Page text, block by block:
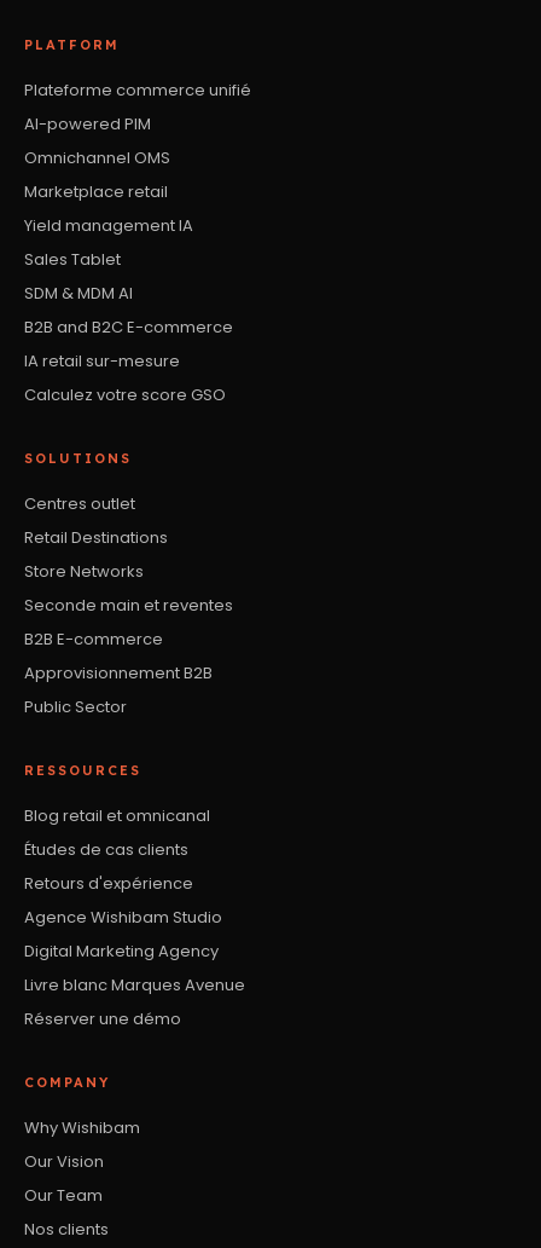
PLATFORM
Plateforme commerce unifié
AI-powered PIM
Omnichannel OMS
Marketplace retail
Yield management IA
Sales Tablet
SDM & MDM AI
B2B and B2C E-commerce
IA retail sur-mesure
Calculez votre score GSO
SOLUTIONS
Centres outlet
Retail Destinations
Store Networks
Seconde main et reventes
B2B E-commerce
Approvisionnement B2B
Public Sector
RESSOURCES
Blog retail et omnicanal
Études de cas clients
Retours d'expérience
Agence Wishibam Studio
Digital Marketing Agency
Livre blanc Marques Avenue
Réserver une démo
COMPANY
Why Wishibam
Our Vision
Our Team
Nos clients